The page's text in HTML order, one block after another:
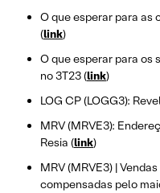
O que esperar para as
(link)
O que esperar para os
no 3T23 (link)
LOG CP (LOGG3):
MRV (MRVE3):
Resia (link)
MRV (MRVE3) |
compensadas pelo